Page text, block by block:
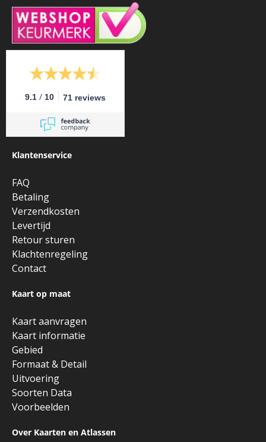
9.1 / 10 71 reviews
Klantenservice
FAQ
Betaling
Verzendkosten
Levertijd
Retour sturen
Klachtenregeling
Contact
Kaart op maat
Kaart aanvragen
Kaart informatie
Gebied
Formaat & Detail
Uitvoering
Soorten Data
Voorbeelden
Over Kaarten en Atlassen